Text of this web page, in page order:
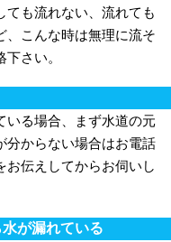
ても流れない、流れても
、こんな時は無理に流そ
さい。
いる場合、まず水道の元
分からない場合はお電話
お伝えしてからお伺いし
が漏れている